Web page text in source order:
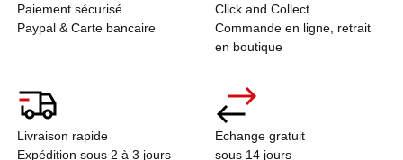
Paiement sécurisé
Paypal & Carte bancaire
Click and Collect
Commande en ligne, retrait
en boutique
Livraison rapide
Expédition sous 2 à 3 jours
Échange gratuit
sous 14 jours